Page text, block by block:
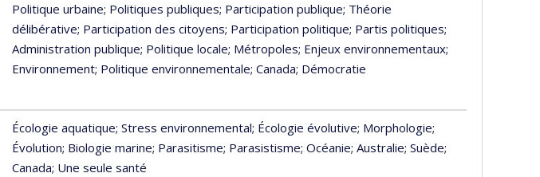
Politique urbaine; Politiques publiques; Participation publique; Théorie
délibérative; Participation des citoyens; Participation politique; Partis politiques;
Administration publique; Politique locale; Métropoles; Enjeux environnementaux;
Environnement; Politique environnementale; Canada; Démocratie
Écologie aquatique; Stress environnemental; Écologie évolutive; Morphologie;
Évolution; Biologie marine; Parasitisme; Parasistisme; Océanie; Australie; Suède;
Canada; Une seule santé